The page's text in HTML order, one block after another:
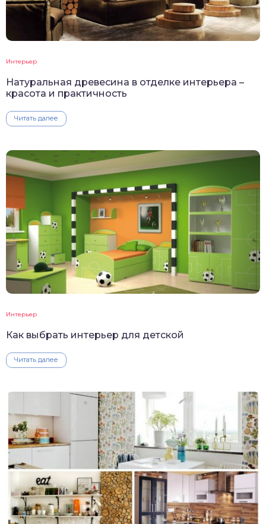
Интерьер
Натуральная древесина в отделке интерьера –
красота и практичность
Читать далее
Интерьер
Как выбрать интерьер для детской
Читать далее